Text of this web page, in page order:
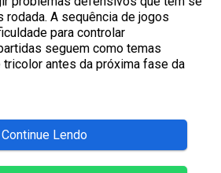
rodada. A sequência de jogos
para controlar
seguem como temas
antes da próxima fase da
Continue Lendo